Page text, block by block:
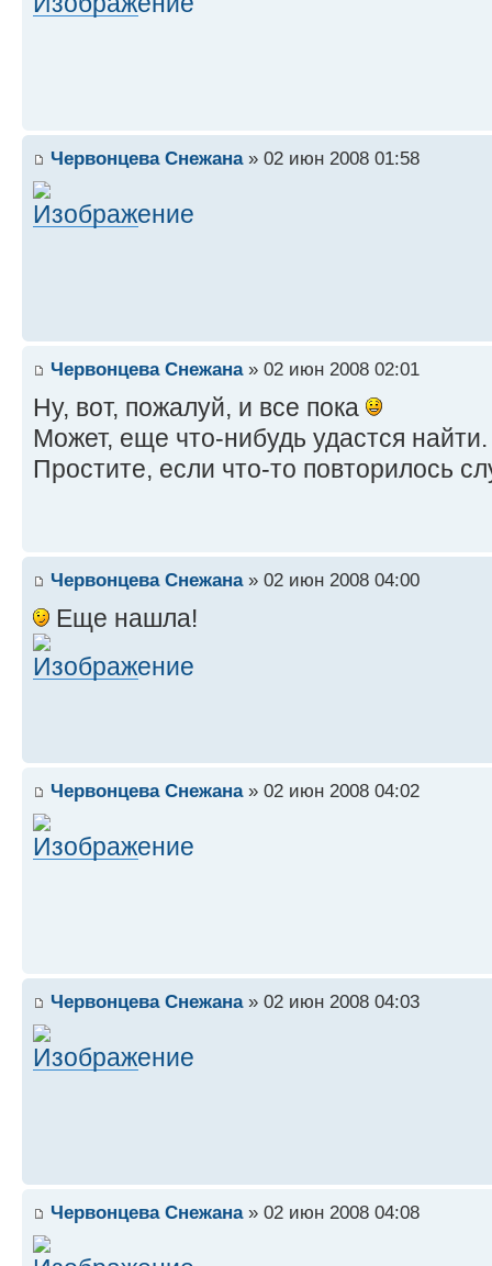
Червонцева Снежана» 02 июн 2008 01:58
Червонцева Снежана» 02 июн 2008 02:01
Ну, вот, пожалуй, и все пока
Может, еще что-нибудь удастся
Простите, если что-то повторилось
Червонцева Снежана» 02 июн 2008 04:00
Еще нашла!
Червонцева Снежана» 02 июн 2008 04:02
Червонцева Снежана» 02 июн 2008 04:03
Червонцева Снежана» 02 июн 2008 04:08